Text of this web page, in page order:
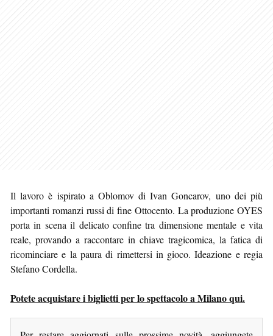
Il lavoro è ispirato a Oblomov di Ivan Goncarov, uno dei più
importanti romanzi russi di fine Ottocento. La produzione OYES
porta in scena il delicato confine tra dimensione mentale e vita
reale, provando a raccontare in chiave tragicomica, la fatica di
ricominciare e la paura di rimettersi in gioco. Ideazione e regia
Stefano Cordella.
Potete acquistare i biglietti per lo spettacolo a Milano qui.